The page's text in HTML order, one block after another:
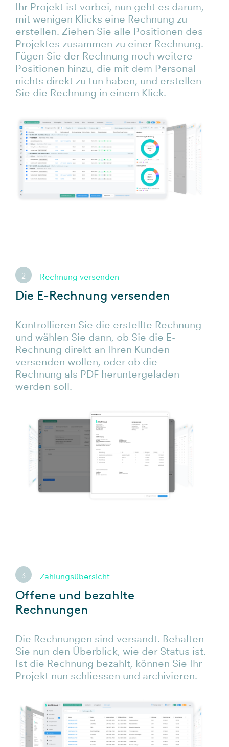
Ihr Projekt ist vorbei, nun geht es darum,
mit wenigen Klicks eine Rechnung zu
erstellen. Ziehen Sie alle Positionen des
Projektes zusammen zu einer Rechnung.
Fügen Sie der Rechnung noch weitere
Positionen hinzu, die mit dem Personal
nichts direkt zu tun haben, und erstellen
Sie die Rechnung in einem Klick.
2 Rechnung versenden
Die E-Rechnung versenden
Kontrollieren Sie die erstellte Rechnung
und wählen Sie dann, ob Sie die E-
Rechnung direkt an Ihren Kunden
versenden wollen, oder ob die
Rechnung als PDF heruntergeladen
werden soll.
3 Zahlungsübersicht
Offene und bezahlte
Rechnungen
Die Rechnungen sind versandt. Behalten
Sie nun den Überblick, wie der Status ist.
Ist die Rechnung bezahlt, können Sie Ihr
Projekt nun schliessen und archivieren.